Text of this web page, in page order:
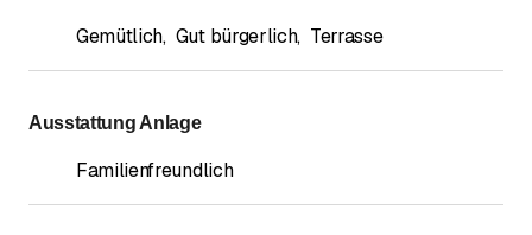
Gemütlich, Gut bürgerlich, Terrasse
Ausstattung Anlage
Familienfreundlich